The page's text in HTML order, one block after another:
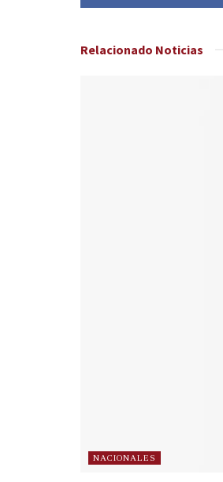
Relacionado Noticias
NACIONALES